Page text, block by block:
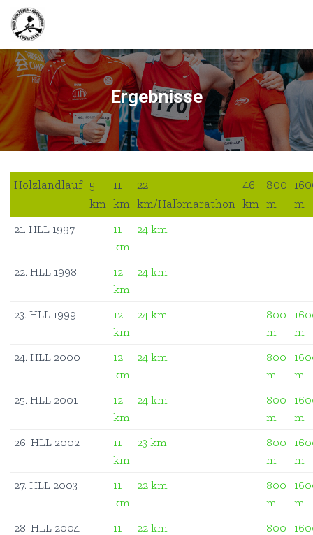
Ergebnisse
Holzlandlauf 5
km
11
km
22
km/Halbmarathon
46
km
800
m
m
21. HLL 1997
11
km
24 km
22. HLL 1998
12
km
24 km
23. HLL 1999
12
km
24 km
800
m
m
24. HLL 2000
12
km
24 km
800
m
m
25. HLL 2001
12
km
24 km
800
m
m
26. HLL 2002
11
km
23 km
800
m
m
27. HLL 2003
11
km
22 km
800
m
m
28. HLL 2004
11
22 km
800